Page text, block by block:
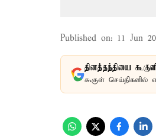
Published on: 11 Jun
தினத்தந்தியை
கூகுள் செய்திகளில்